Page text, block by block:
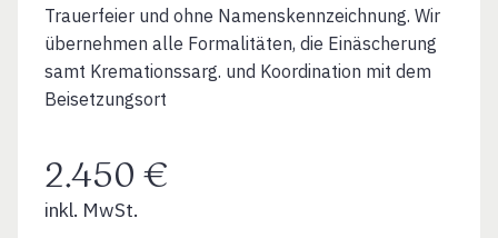
Trauerfeier und ohne Namenskennzeichnung. Wir
übernehmen alle Formalitäten, die Einäscherung
samt Kremationssarg. und Koordination mit dem
Beisetzungsort
2.450 €
inkl. MwSt.